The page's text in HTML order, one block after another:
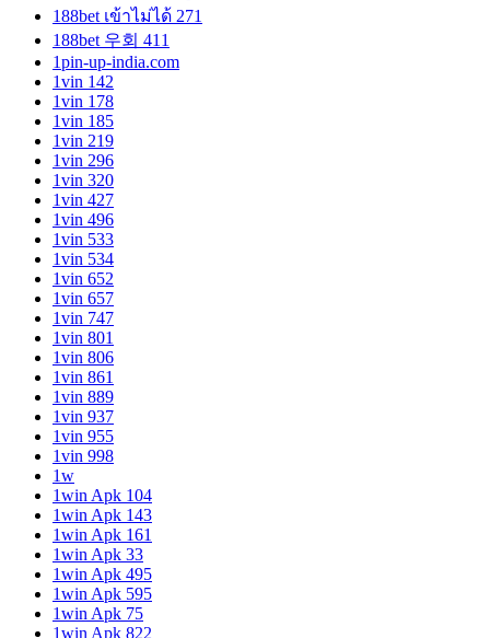
188bet เข้าไม่ได้ 271
188bet 우회 411
1pin-up-india.com
1vin 142
1vin 178
1vin 185
1vin 219
1vin 296
1vin 320
1vin 427
1vin 496
1vin 533
1vin 534
1vin 652
1vin 657
1vin 747
1vin 801
1vin 806
1vin 861
1vin 889
1vin 937
1vin 955
1vin 998
1w
1win Apk 104
1win Apk 143
1win Apk 161
1win Apk 33
1win Apk 495
1win Apk 595
1win Apk 75
1win Apk 822